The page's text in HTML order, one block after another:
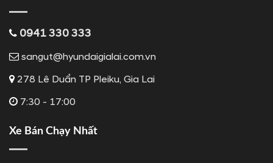
0941 330 333
sangut@hyundaigialai.com.vn
278 Lê Duẩn TP Pleiku, Gia Lai
7:30 - 17:00
Xe Bán Chạy Nhất